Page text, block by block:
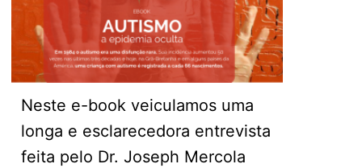
Neste e-book veiculamos uma
longa e esclarecedora entrevista
feita pelo Dr. Joseph Mercola